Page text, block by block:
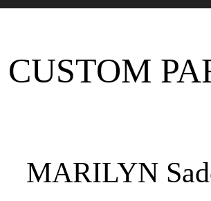
CUSTOM
MARILYN